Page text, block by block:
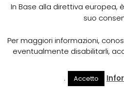
e prevenire il rischio di
Come funziona lo
Lo spurgo dei pozzi neri
specifiche, in grado di
acque reflue e i sedimenti
Cerca
In Base alla direttiva europea,
suo
Per maggiori informazioni,
eventualmente disabilitarli,
. Accetto